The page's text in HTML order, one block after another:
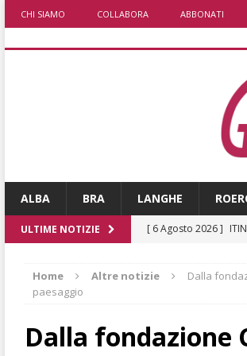
CHI SIAMO COLLABORA ABBONATI
ALBA BRA LANGHE
ULTIME NOTIZIE [ 6 Agosto 2026 ]
[ 6 Agosto 2026 ]
[ 6 Agosto 2026 ]
Home Altre notizie
Dalla
paesaggio
Dalla fondazione